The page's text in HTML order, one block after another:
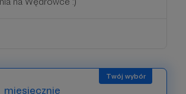
miesięcznie